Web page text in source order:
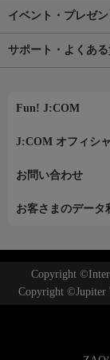
イベント・プレゼン
サポート・よくある
Fun! J:COM
J:COM オフィシ
お問い合わせ
お客さまのデータ
Copyright
Copyright ©Jupiter